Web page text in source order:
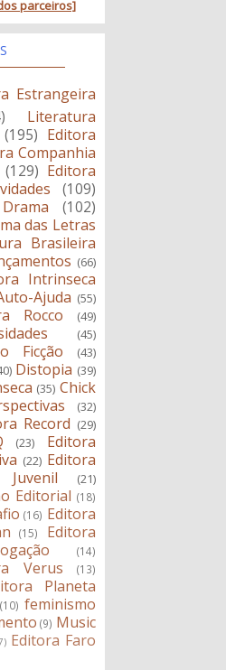
parceiros]
Estrangeira
Literatura
(195) Editora
Companhia
(129) Editora
(109)
Drama
(102)
das Letras
Brasileira
(66)
Intrinseca
Ajuda (55)
Rocco (49)
(45)
Ficção (43)
Distopia (39)
(35) Chick
(32)
Record (29)
(23)
Editora
(22) Editora
Juvenil (21)
Editorial (18)
(16) Editora
(15)
Editora
(14)
Verus (13)
Planeta
(10) feminismo
(9) Music
Editora Faro